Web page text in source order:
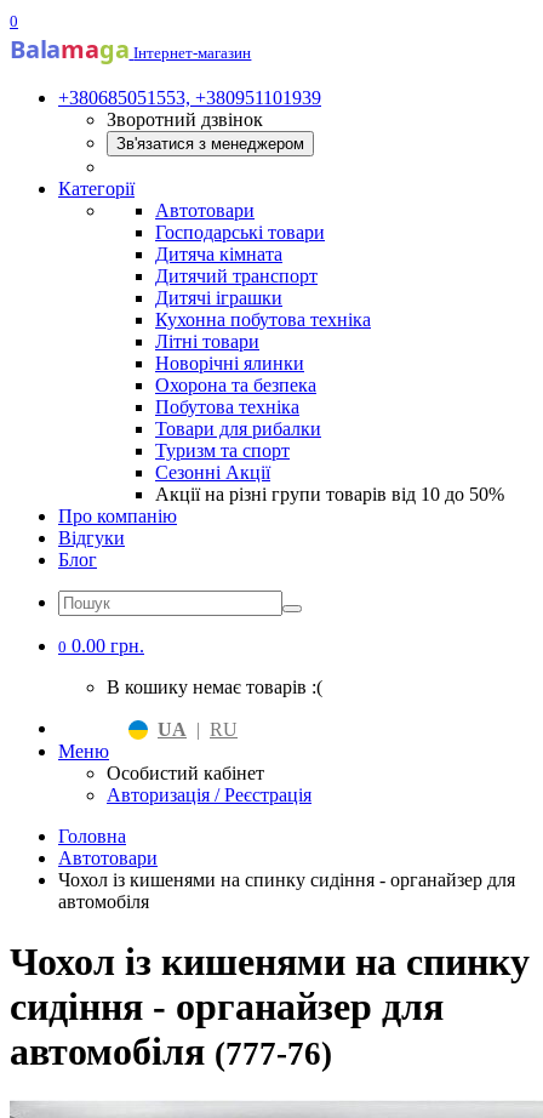
0
Balamaga Інтернет-магазин
+380685051553, +380951101939
Зворотний дзвінок
Зв'язатися з менеджером
Категорії
Автотовари
Господарські товари
Дитяча кімната
Дитячий транспорт
Дитячі іграшки
Кухонна побутова техніка
Літні товари
Новорічні ялинки
Охорона та безпека
Побутова техніка
Товари для рибалки
Туризм та спорт
Сезонні Акції
Акції на різні групи товарів від 10 до 50%
Про компанію
Відгуки
Блог
0 0.00 грн.
В кошику немає товарів :(
UA | RU
Меню
Особистий кабінет
Авторизація / Реєстрація
Головна
Автотовари
Чохол із кишенями на спинку сидіння - органайзер для
автомобіля
Чохол із кишенями на спинку
сидіння - органайзер для
автомобіля (777-76)